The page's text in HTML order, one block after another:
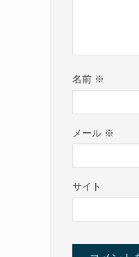
名前 ※
メール ※
サイト